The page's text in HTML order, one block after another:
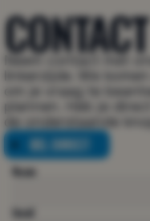
Naam
Email
Neem contact met
linkerzijde. We
om je vraag te
plannen. Heb je
de onderstaande
BEL DIRECT
BEL DIRECT